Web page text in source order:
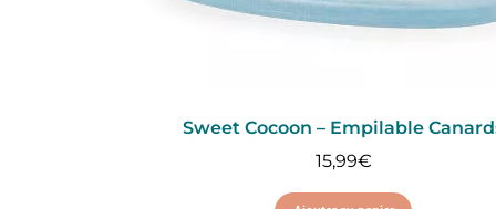
Sweet Cocoon – Empilable
15,99€